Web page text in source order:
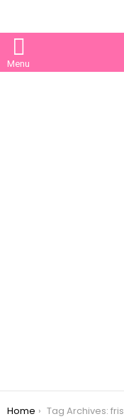
Menu
You are here:
Home Tag Archives: frisør